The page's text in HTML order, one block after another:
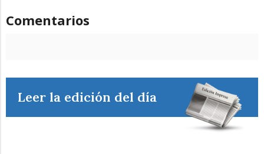
Comentarios
Leer la edición del día